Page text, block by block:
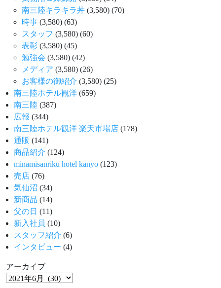
南三陸キラキラ丼 (3,580) (70)
時事 (3,580) (63)
スタッフ (3,580) (60)
表彰 (3,580) (45)
勉強会 (3,580) (42)
メディア (3,580) (26)
お客様の御紹介 (3,580) (25)
南三陸ホテル観洋 (659)
南三陸 (387)
広報 (344)
南三陸ホテル観洋 楽天市場店 (178)
通販 (141)
商品紹介 (124)
minamisanriku hotel kanyo (123)
売店 (76)
気仙沼 (34)
新商品 (14)
父の日 (11)
新入社員 (10)
スタッフ紹介 (6)
インタビュー (4)
アーカイブ